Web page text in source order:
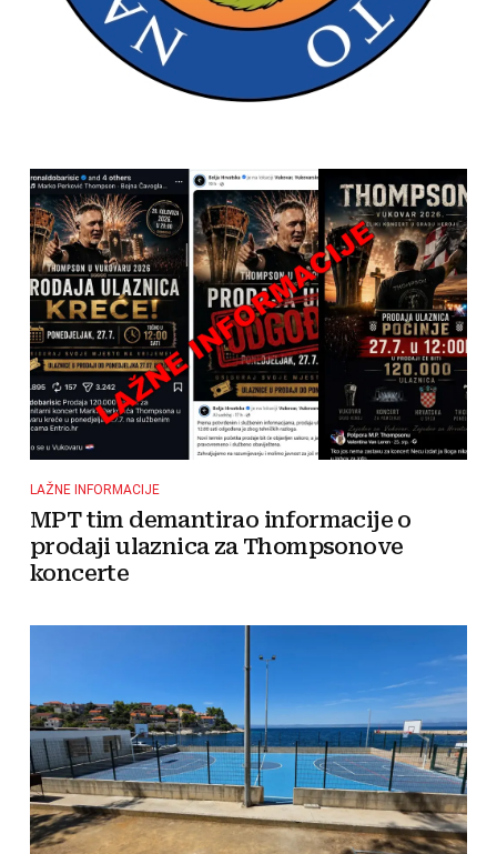
LAŽNE INFORMACIJE
MPT tim demantirao informacije o
prodaji ulaznica za Thompsonove
koncerte